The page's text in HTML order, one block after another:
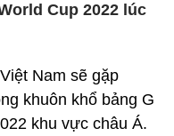
Cup 2022 lúc
Nam sẽ gặp
khuôn khổ bảng G
khu vực châu Á.